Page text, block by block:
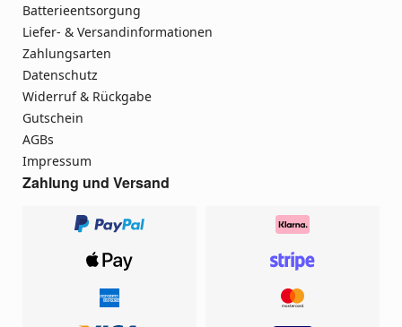
Batterieentsorgung
Liefer- & Versandinformationen
Zahlungsarten
Datenschutz
Widerruf & Rückgabe
Gutschein
AGBs
Impressum
Zahlung und Versand